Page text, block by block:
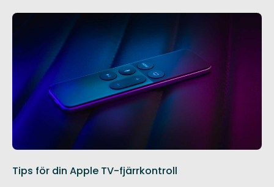
Tips för din Apple TV-fjärrkontroll